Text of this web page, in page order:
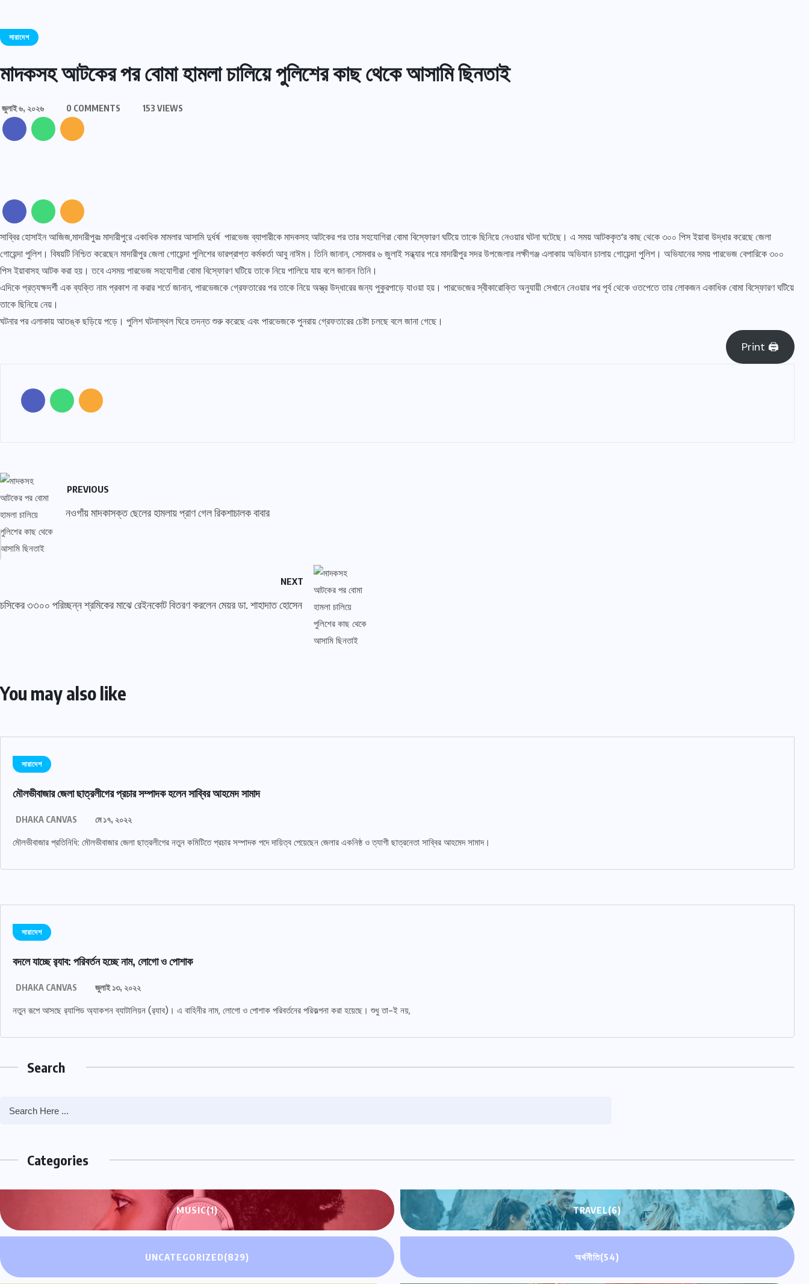
সারাদেশ
মাদকসহ আটকের পর বোমা হামলা চালিয়ে পুলিশের কাছ থেকে আসামি ছিনতাই
জুলাই ৬, ২০২৬ 0 COMMENTS 153 VIEWS
সাব্বির হোসাইন আজিজ,মাদারীপুরঃ মাদারীপুরে একাধিক মামলার আসামি দুর্ধর্ষ পারভেজ ব্যাপারীকে মাদকসহ আটকের পর তার সহযোগিরা বোমা বিস্ফোরণ ঘটিয়ে তাকে ছিনিয়ে নেওয়ার ঘটনা ঘটেছে। এ সময় আটককৃত’র কাছ থেকে ৩০০ পিস ইয়াবা উদ্ধার করেছে জেলা
গোয়েন্দা পুলিশ। বিষয়টি নিশ্চিত করেছেন মাদারীপুর জেলা গোয়েন্দা পুলিশের ভারপ্রাপ্ত কর্মকর্তা আবু নাঈম। তিনি জানান, সোমবার ৬ জুলাই সন্ধ্যার পরে মাদারীপুর সদর উপজেলার লক্ষীগঞ্জ এলাকায় অভিযান চালায় গোয়েন্দা পুলিশ। অভিযানের সময় পারভেজ বেপারিকে ৩০০
পিস ইয়াবাসহ আটক করা হয়। তবে এসময় পারভেজ সহযোগীরা বোমা বিস্ফোরণ ঘটিয়ে তাকে নিয়ে পালিয়ে যায় বলে জানান তিনি।
এদিকে প্রত্যক্ষদর্শী এক ব্যক্তি নাম প্রকাশ না করার শর্তে জানান, পারভেজকে গ্রেফতারের পর তাকে নিয়ে অস্ত্র উদ্ধারের জন্য পুকুরপাড়ে যাওয়া হয়। পারভেজের স্বীকারোক্তি অনুযায়ী সেখানে নেওয়ার পর পূর্ব থেকে ওতপেতে তার লোকজন একাধিক বোমা বিস্ফোরণ ঘটিয়ে
তাকে ছিনিয়ে নেয়।
ঘটনার পর এলাকায় আতঙ্ক ছড়িয়ে পড়ে। পুলিশ ঘটনাস্থল ঘিরে তদন্ত শুরু করেছে এবং পারভেজকে পুনরায় গ্রেফতারের চেষ্টা চলছে বলে জানা গেছে।
Print 🖨
PREVIOUS
নওগাঁয় মাদকাসক্ত ছেলের হামলায় প্রাণ গেল রিকশাচালক বাবার
NEXT
চসিকের ৩৩০০ পরিচ্ছন্ন শ্রমিকের মাঝে রেইনকোট বিতরণ করলেন মেয়র ডা. শাহাদাত হোসেন
You may also like
সারাদেশ
মৌলভীবাজার জেলা ছাত্রলীগের প্রচার সম্পাদক হলেন সাব্বির আহমেদ সামাদ
DHAKA CANVAS মে ১৭, ২০২২
মৌলভীবাজার প্রতিনিধি: মৌলভীবাজার জেলা ছাত্রলীগের নতুন কমিটিতে প্রচার সম্পাদক পদে দায়িত্ব পেয়েছেন জেলার একনিষ্ঠ ও ত্যাগী ছাত্রনেতা সাব্বির আহমেদ সামাদ।
সারাদেশ
বদলে যাচ্ছে র‌্যাব: পরিবর্তন হচ্ছে নাম, লোগো ও পোশাক
DHAKA CANVAS জুলাই ১৩, ২০২২
নতুন রূপে আসছে র‌্যাপিড অ্যাকশন ব্যাটালিয়ন (র‌্যাব)। এ বাহিনীর নাম, লোগো ও পোশাক পরিবর্তনের পরিকল্পনা করা হয়েছে। শুধু তা-ই নয়,
Search
Categories
MUSIC(1) TRAVEL(6)
UNCATEGORIZED(829) অর্থনীতি(54)